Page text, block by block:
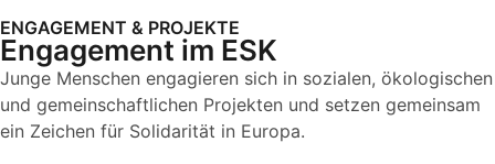
ENGAGEMENT & PROJEKTE
Engagement im ESK
Junge Menschen engagieren sich in sozialen, ökologischen
und gemeinschaftlichen Projekten und setzen gemeinsam
ein Zeichen für Solidarität in Europa.